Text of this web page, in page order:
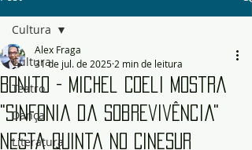
Cultura
Teatro
Dança
Literatura
Cultura
Bonito - Michel Coeli mostra
"Sinfonia da Sobrevivência"
nesta quinta no CineSur
Alex Fraga
31 de jul. de 2025 2 min de leitura